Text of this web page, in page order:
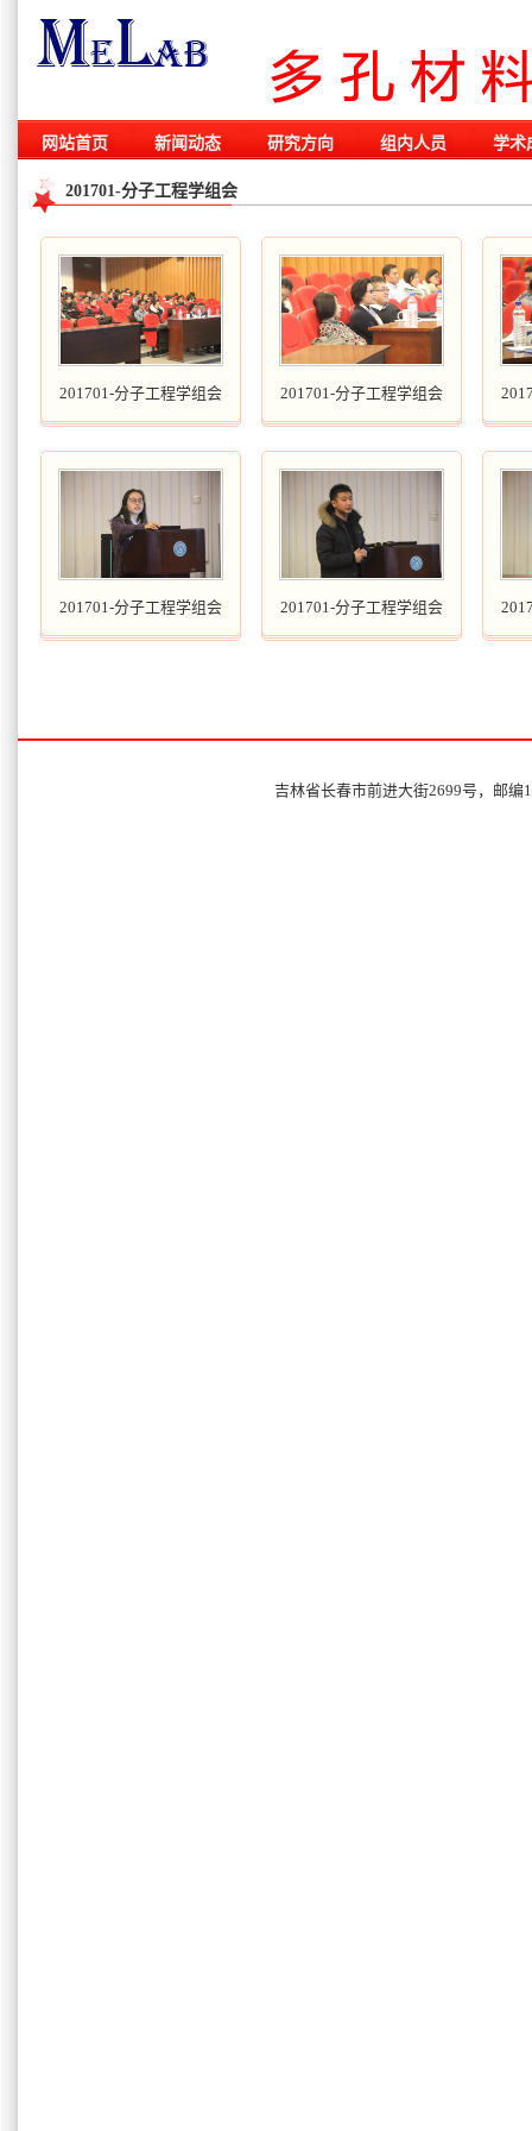
网站首页 新闻动态 研究方向 组内人员 学术
201701-分子工程学组会
201701-分子工程学组会 201701-分子工程学组会
201701-分子工程学组会 201701-分子工程学组会
吉林省长春市前进大街2699号，邮